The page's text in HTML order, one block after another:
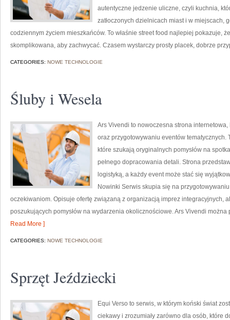
autentyczne jedzenie uliczne, czyli kuchnia,
zatłoczonych dzielnicach miast i w miejscach,
codziennym życiem mieszkańców. To właśnie street food najlepiej pokazuje,
skomplikowana, aby zachwycać. Czasem wystarczy prosty placek, dobrze
CATEGORIES: NOWE TECHNOLOGIE
Śluby i Wesela
Ars Vivendi to nowoczesna strona
oraz przygotowywaniu eventów tematycznych.
które szukają oryginalnych pomysłów na
pełnego dopracowania detali. Strona
logistyką, a każdy event może stać się
Nowinki Serwis skupia się na
oczekiwaniom. Opisuje ofertę związaną z organizacją imprez integracyjnych,
poszukujących pomysłów na wydarzenia okolicznościowe. Ars Vivendi można
Read More ]
CATEGORIES: NOWE TECHNOLOGIE
Sprzęt Jeździecki
Equi Verso to serwis, w którym koński świat
ciekawy i zrozumiały zarówno dla osób, które